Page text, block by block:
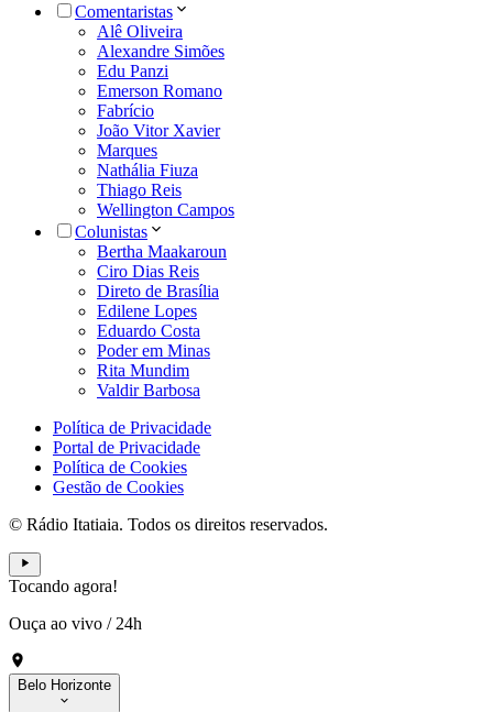
Comentaristas
Alê Oliveira
Alexandre Simões
Edu Panzi
Emerson Romano
Fabrício
João Vitor Xavier
Marques
Nathália Fiuza
Thiago Reis
Wellington Campos
Colunistas
Bertha Maakaroun
Ciro Dias Reis
Direto de Brasília
Edilene Lopes
Eduardo Costa
Poder em Minas
Rita Mundim
Valdir Barbosa
Política de Privacidade
Portal de Privacidade
Política de Cookies
Gestão de Cookies
© Rádio Itatiaia. Todos os direitos reservados.
Tocando agora!
Ouça ao vivo / 24h
Belo Horizonte